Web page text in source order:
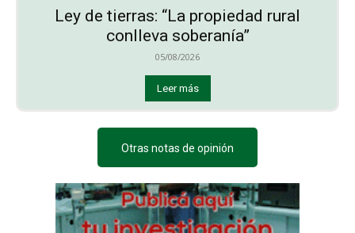
Ley de tierras: “La propiedad rural
conlleva soberanía”
05/08/2026
Leer más
Otras notas de opinión